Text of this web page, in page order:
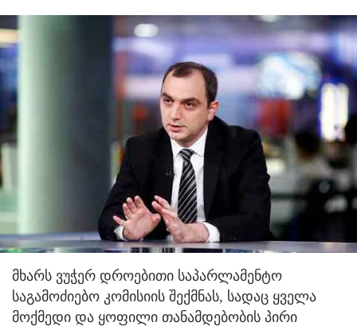
მხარს ვუჭერ დროებითი საპარლამენტო
საგამოძიებო კომისიის შექმნას, სადაც ყველა
მოქმედი და ყოფილი თანამდებობის პირი